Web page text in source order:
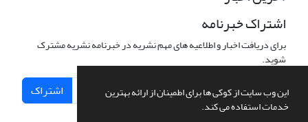
این وب سایت از کوکی ها برای اطمینان از ارائه بهترین
خدمات استفاده می کند.
اشتراک خبرنامه
برای دریافت اخبار و اطلاعیه های مهم نشریه در خبرنامه نشریه مشترک
شوید.
اشتراک